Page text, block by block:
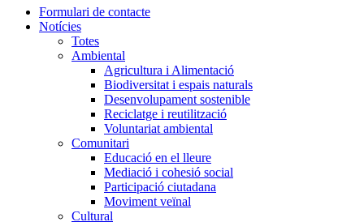
Navegació
principal
Formulari de contacte
Notícies
Totes
Ambiental
Agricultura i Alimentació
Biodiversitat i espais naturals
Desenvolupament sostenible
Reciclatge i reutilització
Voluntariat ambiental
Comunitari
Educació en el lleure
Mediació i cohesió social
Participació ciutadana
Moviment veïnal
Cultural